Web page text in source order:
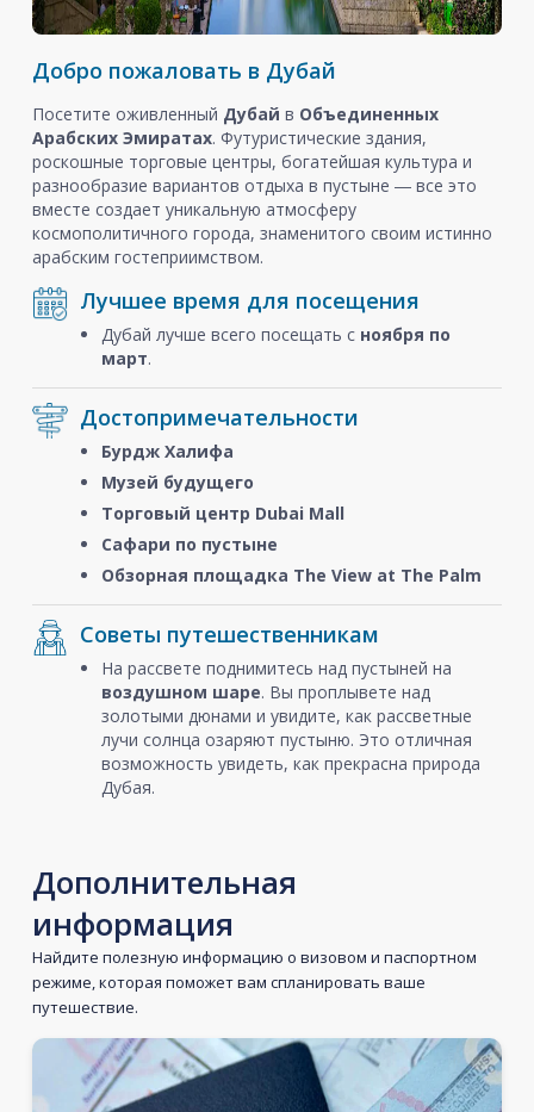
Добро пожаловать в Дубай
Посетите оживленный Дубай в Объединенных
Арабских Эмиратах. Футуристические здания,
роскошные торговые центры, богатейшая культура и
разнообразие вариантов отдыха в пустыне ― все это
вместе создает уникальную атмосферу
космополитичного города, знаменитого своим истинно
арабским гостеприимством.
Лучшее время для посещения
Дубай лучше всего посещать с ноября по
март.
Достопримечательности
Бурдж Халифа
Музей будущего
Торговый центр Dubai Mall
Сафари по пустыне
Обзорная площадка The View at The Palm
Советы путешественникам
На рассвете поднимитесь над пустыней на
воздушном шаре. Вы проплывете над
золотыми дюнами и увидите, как рассветные
лучи солнца озаряют пустыню. Это отличная
возможность увидеть, как прекрасна природа
Дубая.
Дополнительная
информация
Найдите полезную информацию о визовом и паспортном
режиме, которая поможет вам спланировать ваше
путешествие.